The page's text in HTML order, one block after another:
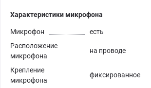
Характеристики микрофона
Микрофон
есть
Расположение
микрофона
на проводе
Крепление
микрофона
фиксированное